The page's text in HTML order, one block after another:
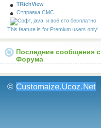
TRichView
Отправка СМС
This feature is for Premium users only!
Последние сообщения с
Форума
© Customaize.Ucoz.Net